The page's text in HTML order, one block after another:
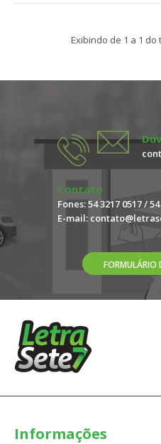
Compras somente pelo
placas são feitas
Exibindo de 1 a 1 do
Contato
Fones: 54 3217 0517 /
E-mail:
FORMULÁRIO
Informações